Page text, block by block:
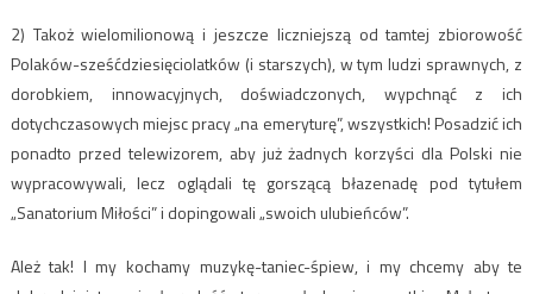
2) Takoż wielomilionową i jeszcze liczniejszą od tamtej zbiorowość
Polaków-sześćdziesięciolatków (i starszych), w tym ludzi sprawnych, z
dorobkiem, innowacyjnych, doświadczonych, wypchnąć z ich
dotychczasowych miejsc pracy „na emeryturę”, wszystkich! Posadzić ich
ponadto przed telewizorem, aby już żadnych korzyści dla Polski nie
wypracowywali, lecz oglądali tę gorszącą błazenadę pod tytułem
„Sanatorium Miłości” i dopingowali „swoich ulubieńców”.
Ależ tak! I my kochamy muzykę-taniec-śpiew, i my chcemy aby te